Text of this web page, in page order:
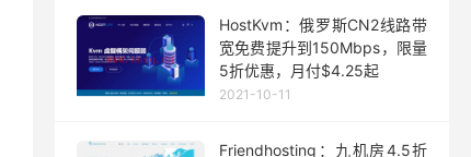
HostKvm：俄罗斯CN2线路带
宽免费提升到150Mbps，限量
5折优惠，月付$4.25起
2021-10-11
Friendhosting：九机房4.5折